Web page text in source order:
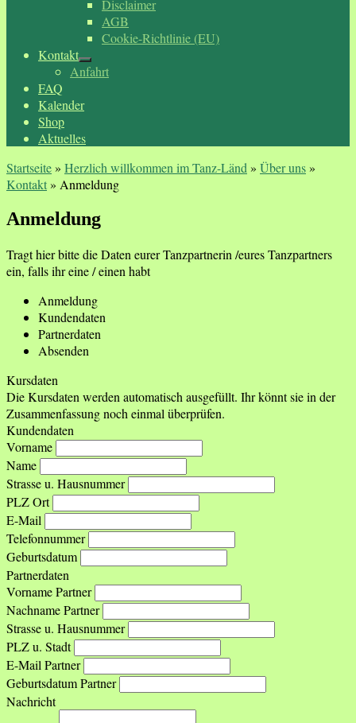
Disclaimer
AGB
Cookie-Richtlinie (EU)
Kontakt
Anfahrt
FAQ
Kalender
Shop
Aktuelles
Startseite» Herzlich willkommen im Tanz-Länd » Über uns»
Kontakt» Anmeldung
Anmeldung
Tragt hier bitte die Daten eurer Tanzpartnerin /eures Tanzpartners
ein, falls ihr eine / einen habt
Anmeldung
Kundendaten
Partnerdaten
Absenden
Kursdaten
Die Kursdaten werden automatisch ausgefüllt. Ihr könnt sie in der
Zusammenfassung noch einmal überprüfen.
Kundendaten
Vorname
Name
Strasse u. Hausnummer
PLZ Ort
E-Mail
Telefonnummer
Geburtsdatum
Partnerdaten
Vorname Partner
Nachname Partner
Strasse u. Hausnummer
PLZ u. Stadt
E-Mail Partner
Geburtsdatum Partner
Nachricht